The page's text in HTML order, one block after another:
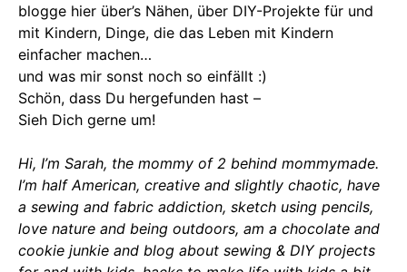
blogge hier über’s Nähen, über DIY-Projekte für und
mit Kindern, Dinge, die das Leben mit Kindern
einfacher machen…
und was mir sonst noch so einfällt :)
Schön, dass Du hergefunden hast –
Sieh Dich gerne um!
Hi, I’m Sarah, the mommy of 2 behind mommymade.
I’m half American, creative and slightly chaotic, have
a sewing and fabric addiction, sketch using pencils,
love nature and being outdoors, am a chocolate and
cookie junkie and blog about sewing & DIY projects